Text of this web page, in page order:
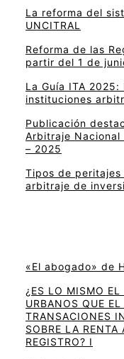
La reforma del
UNCITRAL
Reforma de las
partir del 1 de
La Guía ITA
instituciones
Publicación
Arbitraje Nacional
– 2025
Tipos de peritajes
arbitraje de
«El abogado» de
¿ES LO MISMO EL
URBANOS QUE
TRANSACIONES
SOBRE LA RENTA
REGISTRO? I